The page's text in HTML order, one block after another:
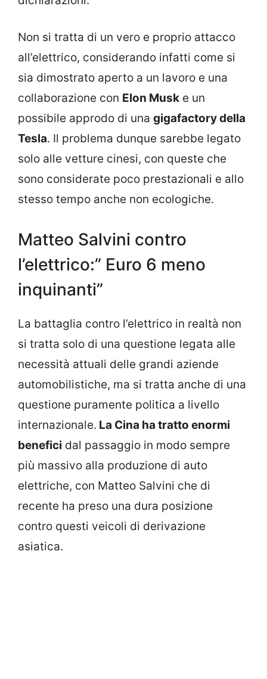
Non si tratta di un vero e proprio attacco
all’elettrico, considerando infatti come si
sia dimostrato aperto a un lavoro e una
collaborazione con Elon Musk e un
possibile approdo di una gigafactory della
Tesla. Il problema dunque sarebbe legato
solo alle vetture cinesi, con queste che
sono considerate poco prestazionali e allo
stesso tempo anche non ecologiche.
Matteo Salvini contro
l’elettrico:” Euro 6 meno
inquinanti”
La battaglia contro l’elettrico in realtà non
si tratta solo di una questione legata alle
necessità attuali delle grandi aziende
automobilistiche, ma si tratta anche di una
questione puramente politica a livello
internazionale. La Cina ha tratto enormi
benefici dal passaggio in modo sempre
più massivo alla produzione di auto
elettriche, con Matteo Salvini che di
recente ha preso una dura posizione
contro questi veicoli di derivazione
asiatica.